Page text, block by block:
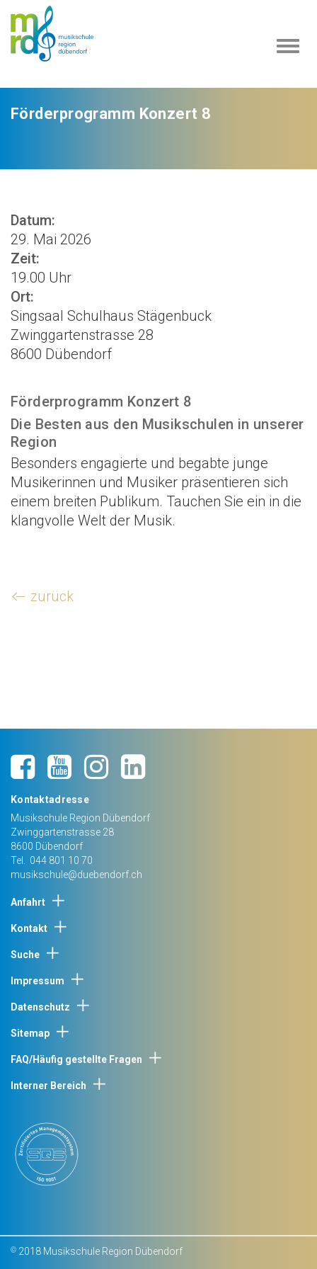
Förderprogramm Konzert 8
Datum:
29. Mai 2026
Zeit:
19.00 Uhr
Ort:
Singsaal Schulhaus Stägenbuck
Zwinggartenstrasse 28
8600 Dübendorf
Förderprogramm Konzert 8
Die Besten aus den Musikschulen in unserer
Region
Besonders engagierte und begabte junge
Musikerinnen und Musiker präsentieren sich
einem breiten Publikum. Tauchen Sie ein in die
klangvolle Welt der Musik.
zurück
Kontaktadresse
Musikschule Region Dübendorf
Zwinggartenstrasse 28
8600 Dübendorf
Tel.
044 801 10 70
musikschule@duebendorf.ch
Anfahrt
Kontakt
Suche
Impressum
Datenschutz
Sitemap
FAQ/Häufig gestellte Fragen
Interner Bereich
© 2018 Musikschule Region Dübendorf